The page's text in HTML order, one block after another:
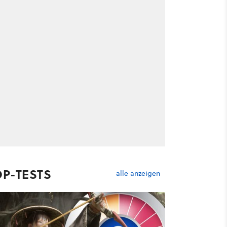
TESTS alle anzeigen